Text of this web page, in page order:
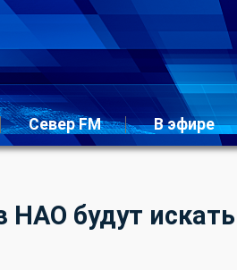
Север FM В эфире
НАО будут искать